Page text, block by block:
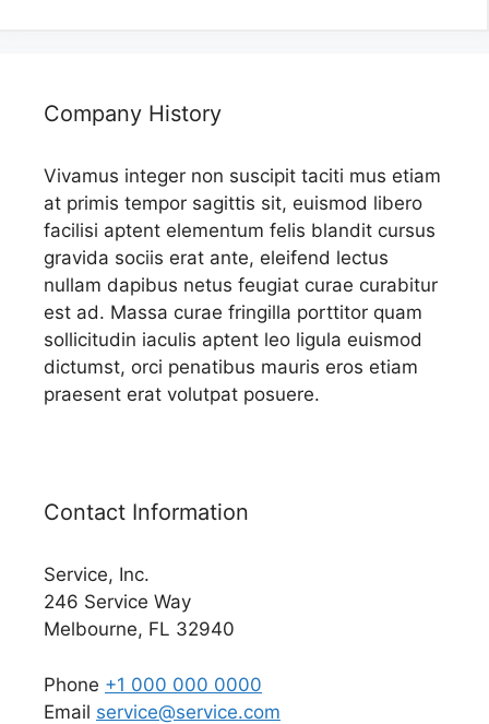
Company History
Vivamus integer non suscipit taciti mus etiam
at primis tempor sagittis sit, euismod libero
facilisi aptent elementum felis blandit cursus
gravida sociis erat ante, eleifend lectus
nullam dapibus netus feugiat curae curabitur
est ad. Massa curae fringilla porttitor quam
sollicitudin iaculis aptent leo ligula euismod
dictumst, orci penatibus mauris eros etiam
praesent erat volutpat posuere.
Contact Information
Service, Inc.
246 Service Way
Melbourne, FL 32940
Phone +1 000 000 0000
Email service@service.com